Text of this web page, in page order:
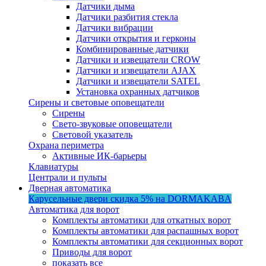
Датчики дыма
Датчики разбития стекла
Датчики вибрации
Датчики открытия и герконы
Комбинированные датчики
Датчики и извещатели CROW
Датчики и извещатели AJAX
Датчики и извещатели SATEL
Установка охранных датчиков
Сирены и световые оповещатели
Сирены
Свето-звуковые оповещатели
Световой указатель
Охрана периметра
Активные ИК-барьеры
Клавиатуры
Централи и пульты
Дверная автоматика
Карусельные двери скидка 5% на DORMAKABA
Автоматика для ворот
Комплекты автоматики для откатных ворот
Комплекты автоматики для распашных ворот
Комплекты автоматики для секционных ворот
Приводы для ворот
показать все